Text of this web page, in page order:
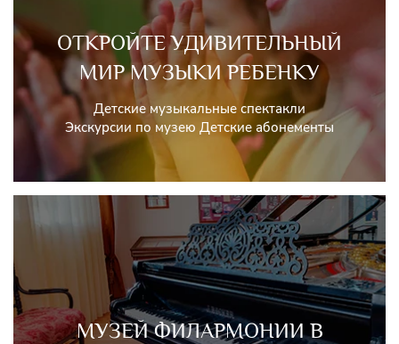
ОТКРОЙТЕ УДИВИТЕЛЬНЫЙ
МИР МУЗЫКИ РЕБЕНКУ
Детские музыкальные спектакли
Экскурсии по музею Детские абонементы
МУЗЕЙ ФИЛАРМОНИИ В